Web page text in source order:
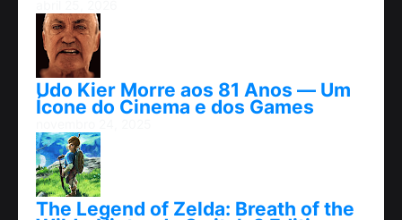
Udo Kier Morre aos 81 Anos — Um
Ícone do Cinema e dos Games
The Legend of Zelda: Breath of the